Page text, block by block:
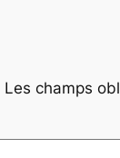
Les champs